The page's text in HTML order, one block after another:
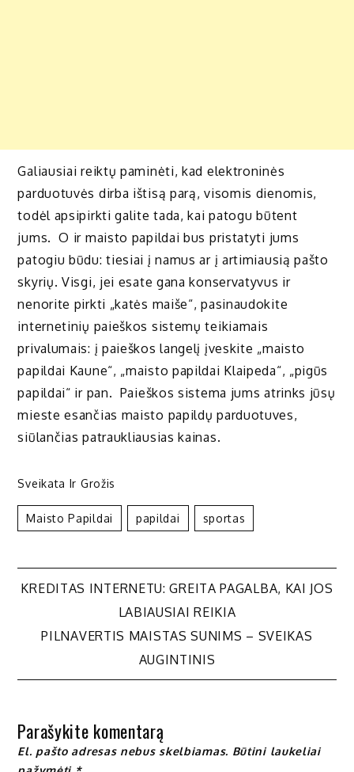
Galiausiai reiktų paminėti, kad elektroninės
parduotuvės dirba ištisą parą, visomis dienomis,
todėl apsipirkti galite tada, kai patogu būtent
jums. O ir maisto papildai bus pristatyti jums
patogiu būdu: tiesiai į namus ar į artimiausią pašto
skyrių. Visgi, jei esate gana konservatyvus ir
nenorite pirkti „katės maiše“, pasinaudokite
internetinių paieškos sistemų teikiamais
privalumais: į paieškos langelį įveskite „maisto
papildai Kaune“, „maisto papildai Klaipeda“, „pigūs
papildai“ ir pan. Paieškos sistema jums atrinks jūsų
mieste esančias maisto papildų parduotuves,
siūlančias patraukliausias kainas.
Sveikata Ir Grožis
Maisto Papildai Papildai Sportas
Navigacija
tarp
įrašų
KREDITAS INTERNETU: GREITA PAGALBA, KAI JOS
LABIAUSIAI REIKIA
PILNAVERTIS MAISTAS SUNIMS – SVEIKAS
AUGINTINIS
Parašykite komentarą
El. pašto adresas nebus skelbiamas. Būtini laukeliai